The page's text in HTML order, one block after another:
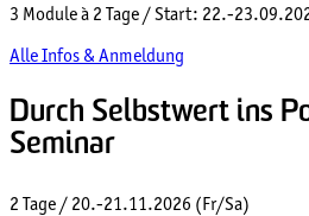
3 Module à 2 Tage / Start: 22.-
Alle Infos & Anmeldung
Durch Selbstwert ins
Seminar
2 Tage / 20.-21.11.2026 (Fr/Sa)